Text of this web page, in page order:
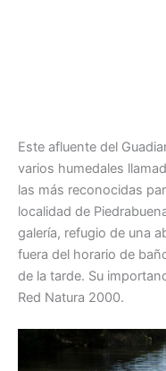
Este afluente del
varios humedales
las más reconocidas
localidad de
galería, refugio de una
fuera del horario de
de la tarde. Su
Red Natura 2000.